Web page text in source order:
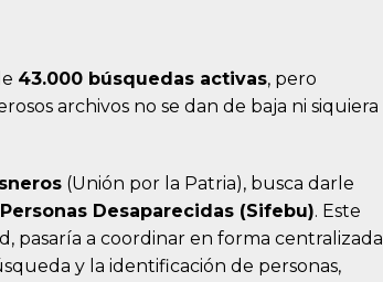
43.000 búsquedas activas, pero
archivos no se dan de baja ni siquiera
(Unión por la Patria), busca darle
Desaparecidas (Sifebu). Este
pasaría a coordinar en forma centralizada
y la identificación de personas,